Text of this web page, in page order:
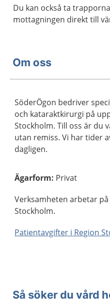
Du kan också ta
mottagningen direkt till
Om oss
SöderÖgon bedriver
och kataraktkirurgi på
Stockholm. Till oss är du
utan remiss. Vi har tider
dagligen.
Ägarform: Privat
Verksamheten arbetar
Stockholm.
Patientavgifter i Region
Så söker du vård